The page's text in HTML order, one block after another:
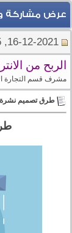
عرض مشاركة
الربح من
مشرف قسم التجارة
طرق تصميم نشرة